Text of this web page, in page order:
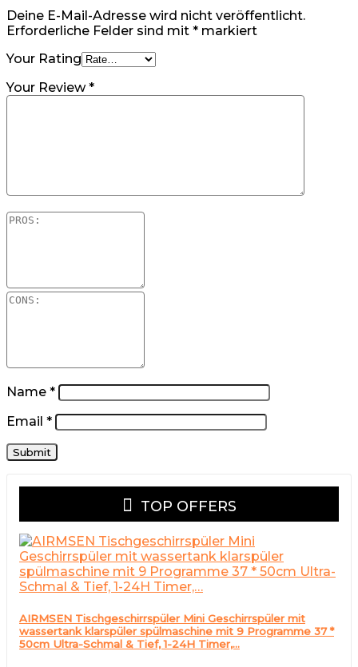
Deine E-Mail-Adresse wird nicht veröffentlicht.
Erforderliche Felder sind mit * markiert
Your Rating
Your Review*
Name *
Email *
TOP OFFERS
AIRMSEN Tischgeschirrspüler Mini Geschirrspüler mit
wassertank klarspüler spülmaschine mit 9 Programme 37 *
50cm Ultra-Schmal & Tief, 1-24H Timer,…